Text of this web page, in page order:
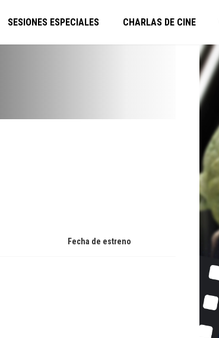
SESIONES ESPECIALES CHARLAS DE CINE
Fecha de estreno